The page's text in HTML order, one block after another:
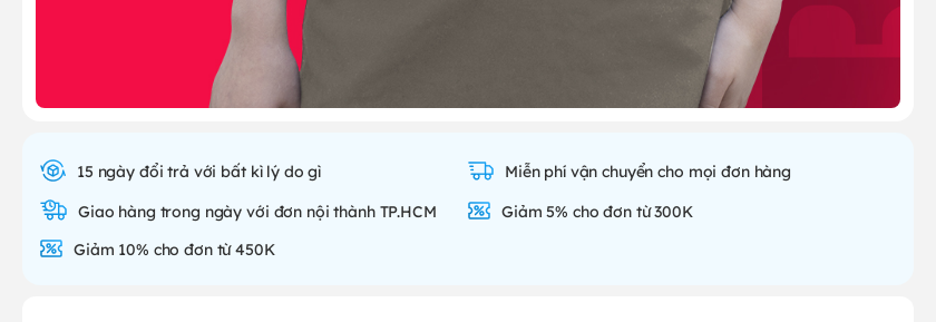
15 ngày đổi trả với bất kì lý do gì
Miễn phí vận chuyển cho mọi đơn hàng
Giao hàng trong ngày với đơn nội thành TP.HCM
Giảm 5% cho đơn từ 300K
Giảm 10% cho đơn từ 450K